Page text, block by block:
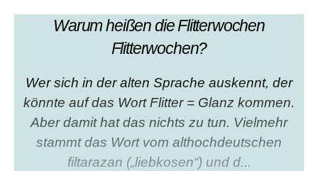
Warum heißen die Flitterwochen
Flitterwochen?
Wer sich in der alten Sprache auskennt, der
könnte auf das Wort Flitter = Glanz kommen.
Aber damit hat das nichts zu tun. Vielmehr
stammt das Wort vom althochdeutschen
filtarazan („liebkosen“) und d...